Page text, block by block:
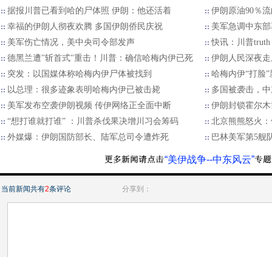
据报川普已看到哈的尸体照 伊朗：他还活着
伊朗原油90％
幸福的伊朗人彻夜欢腾 多国伊朗侨民庆祝
美军急调中东
美军伤亡情况，美中央司令部发声
快讯：川普
德黑兰遭"斩首式"重击！川普：确信哈梅内伊已死
伊朗人民深夜
突发：以国媒体称哈梅内伊尸体被找到
哈梅内伊“打脸
以总理：很多迹象表明哈梅内伊已被击毙
多国被袭击，
美军发布空袭伊朗视频 传伊网络正全面中断
伊朗封锁霍尔
“想打谁就打谁” ：川普杀伐果决增川习会筹码
北京熊熊怒火
外媒爆：伊朗国防部长、陆军总司令遭炸死
巴林美军第5舰
“美伊战争--中东风云”
当前新闻共有2条评论 分享到：